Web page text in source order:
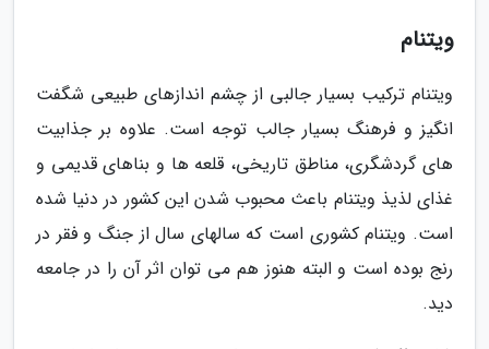
ویتنام
ویتنام ترکیب بسیار جالبی از چشم اندازهای طبیعی شگفت
انگیز و فرهنگ بسیار جالب توجه است. علاوه بر جذابیت
های گردشگری، مناطق تاریخی، قلعه ها و بناهای قدیمی و
غذای لذیذ ویتنام باعث محبوب شدن این کشور در دنیا شده
است. ویتنام کشوری است که سالهای سال از جنگ و فقر در
رنج بوده است و البته هنوز هم می توان اثر آن را در جامعه
دید.